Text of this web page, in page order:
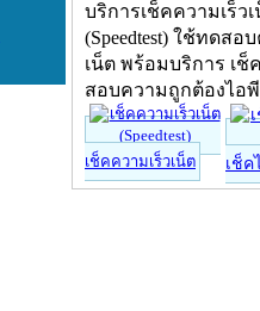
บริการเช็คความเร็ว
(Speedtest) ใช้ทดสอ
เน็ต พร้อมบริการ เช็
สอบความถูกต้องไอ
เช็คความเร็วเน็ต เช็ค